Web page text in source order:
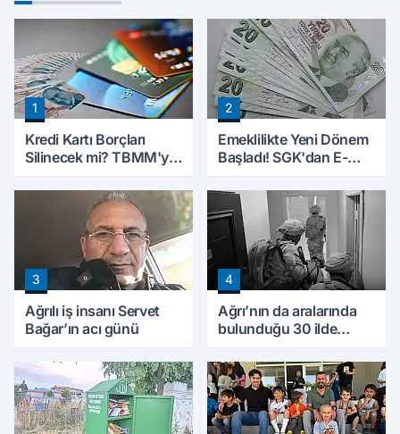
1
Kredi Kartı Borçları
Silinecek mi? TBMM'ye
Ayrıntıları Belli Oldu
2
Emeklilikte Yeni Dönem
Başladı! SGK'dan E-
3
Ağrılı iş insanı Servet
Bağar’ın acı günü
4
Ağrı’nın da aralarında
bulunduğu 30 ilde
şüpheli yakalandı